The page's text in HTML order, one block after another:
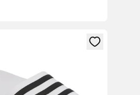
til at logge ind eller tilmelde dig